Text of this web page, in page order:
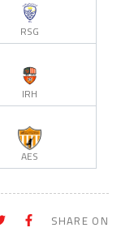
RSG
IRH
AES
SHARE ON